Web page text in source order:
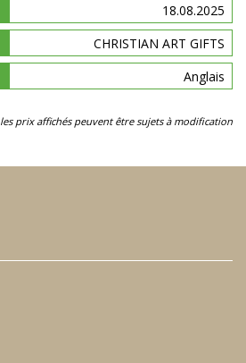
18.08.2025
CHRISTIAN ART GIFTS
Anglais
les prix affichés peuvent être sujets à modification